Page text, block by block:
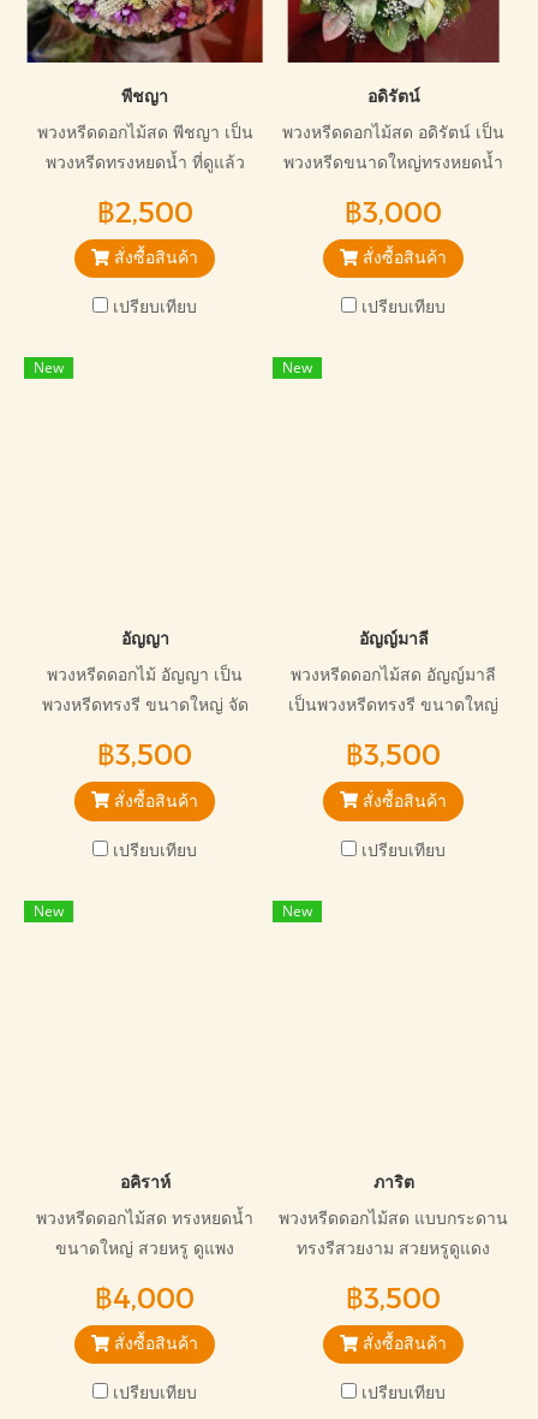
พีชญา
พวงหรีดดอกไม้สด พีชญา เป็น
พวงหรีดทรงหยดน้ำ ที่ดูแล้ว
ขนาดใหญ่ โทนสีละมุน อ่อน
โยน เหมาะกับการเคารพศพผู้
วายชนม์ที่เคารพนับถือ และ
เป็นกำหลังใจให้กับครอบครัวผู้
฿2,500
สั่งซื้อสินค้า
เปรียบเทียบ
อดิรัตน์
พวงหรีดดอกไม้สด อดิรัตน์ เป็น
พวงหรีดขนาดใหญ่ทรงหยดน้ำ
อบอุ่น อ่อนโยน เหมาะกับการ
ไว้อาลัย เคารพศพญาติผู้ใหญ่ ที่
นับถือ
฿3,000
สั่งซื้อสินค้า
เปรียบเทียบ
New
อัญญา
พวงหรีดดอกไม้ อัญญา เป็น
พวงหรีดทรงรี ขนาดใหญ่ จัด
ออกแบบสวยหรู เหมาะกับการ
เคารพศพญาติผู้ใหญ่
฿3,500
สั่งซื้อสินค้า
เปรียบเทียบ
New
อัญญ์มาลี
พวงหรีดดอกไม้สด อัญญ์มาลี
เป็นพวงหรีดทรงรี ขนาดใหญ่
โทนสีอ่อนโยน เหมาะกับการให้
กำลังใจครอบครัวผู้วายชนม์
฿3,500
สั่งซื้อสินค้า
เปรียบเทียบ
New
อคิราห์
พวงหรีดดอกไม้สด ทรงหยดน้ำ
ขนาดใหญ่ สวยหรู ดูแพง
ออกแบบไม่ซ้ำใคร
฿4,000
สั่งซื้อสินค้า
เปรียบเทียบ
New
ภาริต
พวงหรีดดอกไม้สด แบบกระดาน
ทรงรีสวยงาม สวยหรูดูแดง
฿3,500
สั่งซื้อสินค้า
เปรียบเทียบ